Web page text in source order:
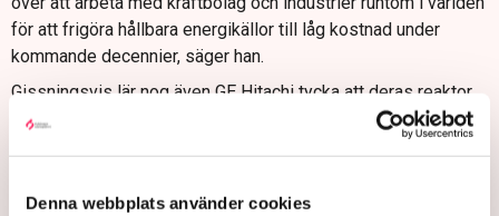
Denna webbplats använder cookies
för att frigöra hållbara energikällor till låg kostnad under
kommande decennier, säger han.
Gissningsvis lär nog även GE Hitachi tycka att deras reaktor
är snabb och prisvärd, men Tidningen Näringslivet har ännu